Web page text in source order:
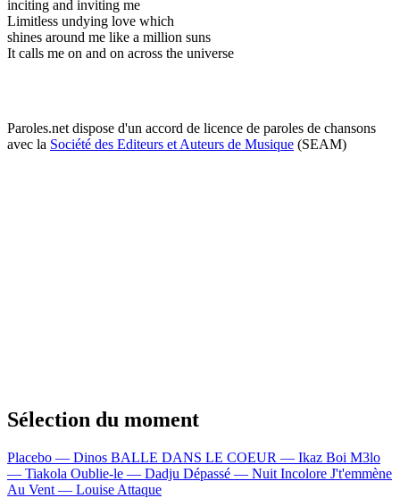
inciting and inviting me
Limitless undying love which
shines around me like a million suns
It calls me on and on across the universe
Paroles.net dispose d'un accord de licence de paroles de chansons
avec la Société des Editeurs et Auteurs de Musique (SEAM)
Sélection du moment
Placebo — Dinos BALLE DANS LE COEUR — Ikaz Boi M3lo
— Tiakola Oublie-le — Dadju Dépassé — Nuit Incolore J't'emmène
Au Vent — Louise Attaque